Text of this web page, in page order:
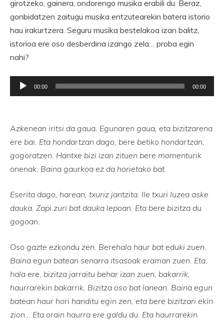
girotzeko, gainera, ondorengo musika erabili du. Beraz,
gonbidatzen zaitugu musika entzutearekin batera istorio
hau irakurtzera. Seguru musika bestelakoa izan balitz,
istorioa ere oso desberdina izango zela… proba egin
nahi?
Soinu
erreproduzigailua
00:00 00:00
Azkenean iritsi da gaua. Egunaren gaua, eta bizitzarena
ere bai. Eta hondartzan dago, bere betiko hondartzan,
gogoratzen. Hantxe bizi izan zituen bere momenturik
onenak. Baina gaurkoa ez da horietako bat.
Eserita dago, harean, txuriz jantzita. Ile txuri luzea aske
dauka. Zapi zuri bat dauka lepoan. Eta bere bizitza du
gogoan.
Oso gazte ezkondu zen. Berehala haur bat eduki zuen.
Baina egun batean senarra itsasoak eraman zuen. Eta,
hala ere, bizitza jarraitu behar izan zuen, bakarrik,
haurrarekin bakarrik. Bizitza oso bat lanean. Baina egun
batean haur hori handitu egin zen, eta bere bizitzari ekin
zion… Eta orain haurra ere galdu du. Eta haurrarekin